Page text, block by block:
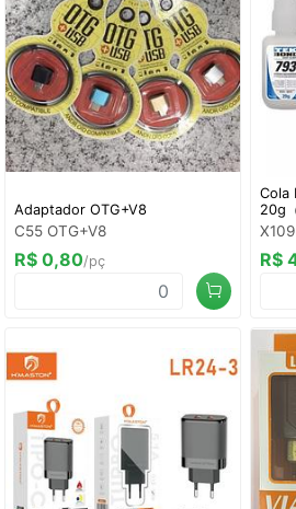
Adaptador OTG+V8
C55 OTG+V8
R$ 0,80/pç
Cola
20g
R$